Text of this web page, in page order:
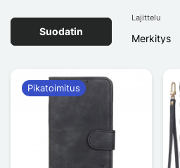
Suodatin
Lajittelu
Pikatoimitus